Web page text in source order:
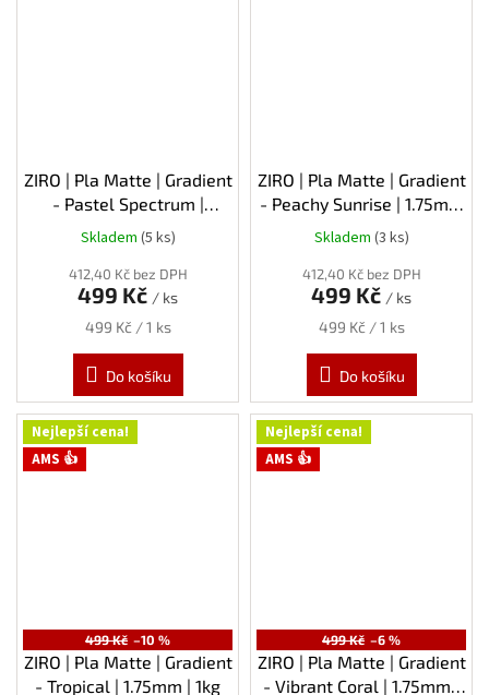
ZIRO | Pla Matte | Gradient
- Pastel Spectrum |
1.75mm | 1kg
Skladem (5 ks)
412,40 Kč bez DPH
499 Kč / ks
Měrná
499 Kč / 1 ks
Do košíku
ZIRO | Pla Matte | Gradient
- Peachy Sunrise | 1.75mm
| 1kg
Skladem (3 ks)
412,40 Kč bez DPH
499 Kč / ks
Měrná
499 Kč / 1 ks
Do košíku
Nejlepší cena!
AMS 👍
499 Kč –10 %
ZIRO | Pla Matte | Gradient
- Tropical | 1.75mm | 1kg
Nejlepší cena!
AMS 👍
499 Kč –6 %
ZIRO | Pla Matte | Gradient
- Vibrant Coral | 1.75mm |